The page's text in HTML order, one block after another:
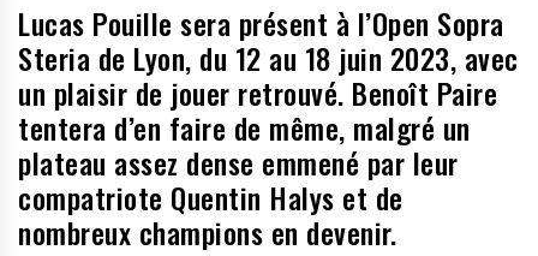
Lucas Pouille sera présent à l’Open Sopra
Steria de Lyon, du 12 au 18 juin 2023, avec
un plaisir de jouer retrouvé. Benoît Paire
tentera d’en faire de même, malgré un
plateau assez dense emmené par leur
compatriote Quentin Halys et de
nombreux champions en devenir.